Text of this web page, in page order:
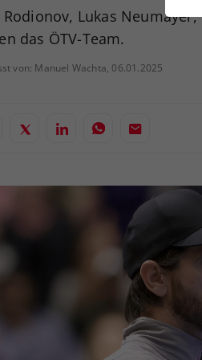
Rodionov, Lukas
das ÖTV-Team.
von: Manuel Wachta, 06.01.2025